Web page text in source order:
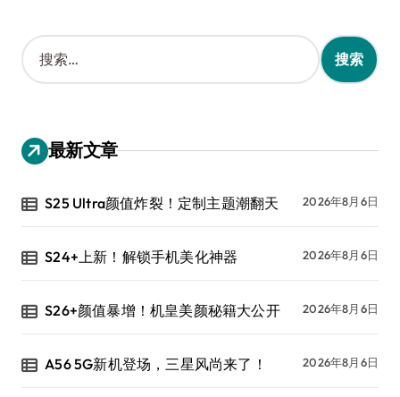
搜
索
：
最新文章
S25 Ultra颜值炸裂！定制主题潮翻天 2026年8月6日
S24+上新！解锁手机美化神器 2026年8月6日
S26+颜值暴增！机皇美颜秘籍大公开 2026年8月6日
A56 5G新机登场，三星风尚来了！ 2026年8月6日